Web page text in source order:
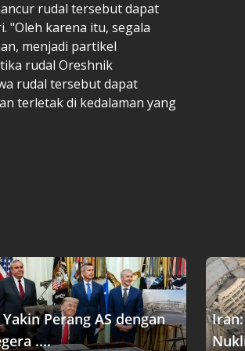
rudal tersebut dapat
"Oleh karena itu, segala
menjadi partikel
rudal Oreshnik
rudal tersebut dapat
terletak di kedalaman yang
Perang AS dengan
....